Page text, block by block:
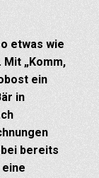
etwas wie
„Komm,
ein
in
bereits